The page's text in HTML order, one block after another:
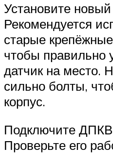
Установите
Рекомендуется
старые
чтобы правильно
датчик на место.
сильно болты,
корпус.
Подключите ДПКВ
Проверьте его